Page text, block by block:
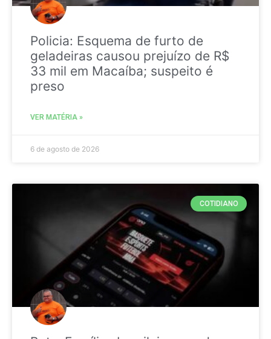
Policia: Esquema de furto de
geladeiras causou prejuízo de R$
33 mil em Macaíba; suspeito é
preso
VER MATÉRIA »
6 de agosto de 2026
COTIDIANO